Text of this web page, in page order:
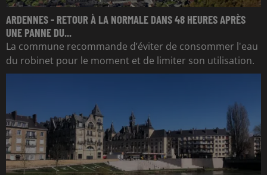
ARDENNES - RETOUR À LA NORMALE DANS 48 HEURES APRÈS
UNE PANNE DU...
La commune recommande d’éviter de consommer l'eau
du robinet pour le moment et de limiter son utilisation.